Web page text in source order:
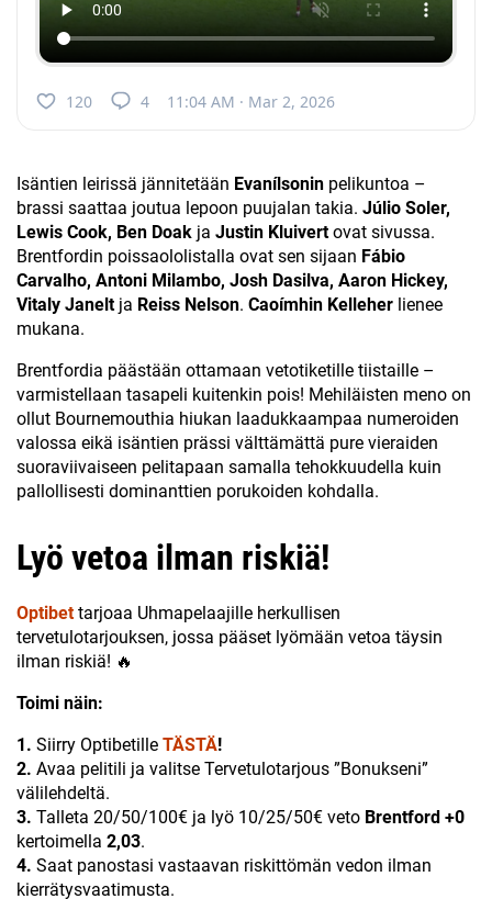
120 4 11:04 AM · Mar 2, 2026
Isäntien leirissä jännitetään Evanílsonin pelikuntoa –
brassi saattaa joutua lepoon puujalan takia. Júlio Soler,
Lewis Cook, Ben Doak ja Justin Kluivertovat sivussa.
Brentfordin poissaololistalla ovat sen sijaan Fábio
Carvalho, Antoni Milambo, Josh Dasilva, Aaron Hickey,
Vitaly Janeltja Reiss Nelson. Caoímhin Kelleher lienee
mukana.
Brentfordia päästään ottamaan vetotiketille tiistaille –
varmistellaan tasapeli kuitenkin pois! Mehiläisten meno on
ollut Bournemouthia hiukan laadukkaampaa numeroiden
valossa eikä isäntien prässi välttämättä pure vieraiden
suoraviivaiseen pelitapaan samalla tehokkuudella kuin
pallollisesti dominanttien porukoiden kohdalla.
Lyö vetoa ilman riskiä!
Optibettarjoaa Uhmapelaajille herkullisen
tervetulotarjouksen, jossa pääset lyömään vetoa täysin
ilman riskiä! 🔥
Toimi näin:
1. Siirry Optibetille TÄSTÄ!
2. Avaa pelitili ja valitse Tervetulotarjous ”Bonukseni”
välilehdeltä.
3. Talleta 20/50/100€ ja lyö 10/25/50€ veto Brentford +0
kertoimella 2,03.
4. Saat panostasi vastaavan riskittömän vedon ilman
kierrätysvaatimusta.